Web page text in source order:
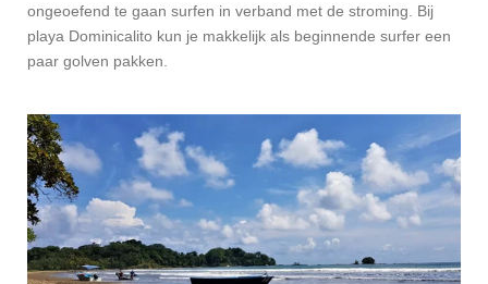
ongeoefend te gaan surfen in verband met de stroming. Bij
playa Dominicalito kun je makkelijk als beginnende surfer een
paar golven pakken.